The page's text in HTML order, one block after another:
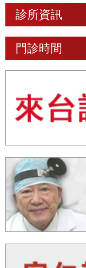
診所資訊
門診時間